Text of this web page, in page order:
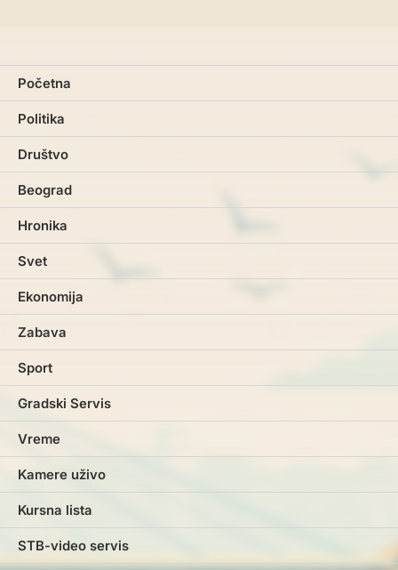
Početna
Politika
Društvo
Beograd
Hronika
Svet
Ekonomija
Zabava
Sport
Gradski Servis
Vreme
Kamere uživo
Kursna lista
STB-video servis